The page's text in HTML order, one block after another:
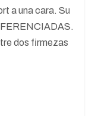
a una cara. Su
dos firmezas